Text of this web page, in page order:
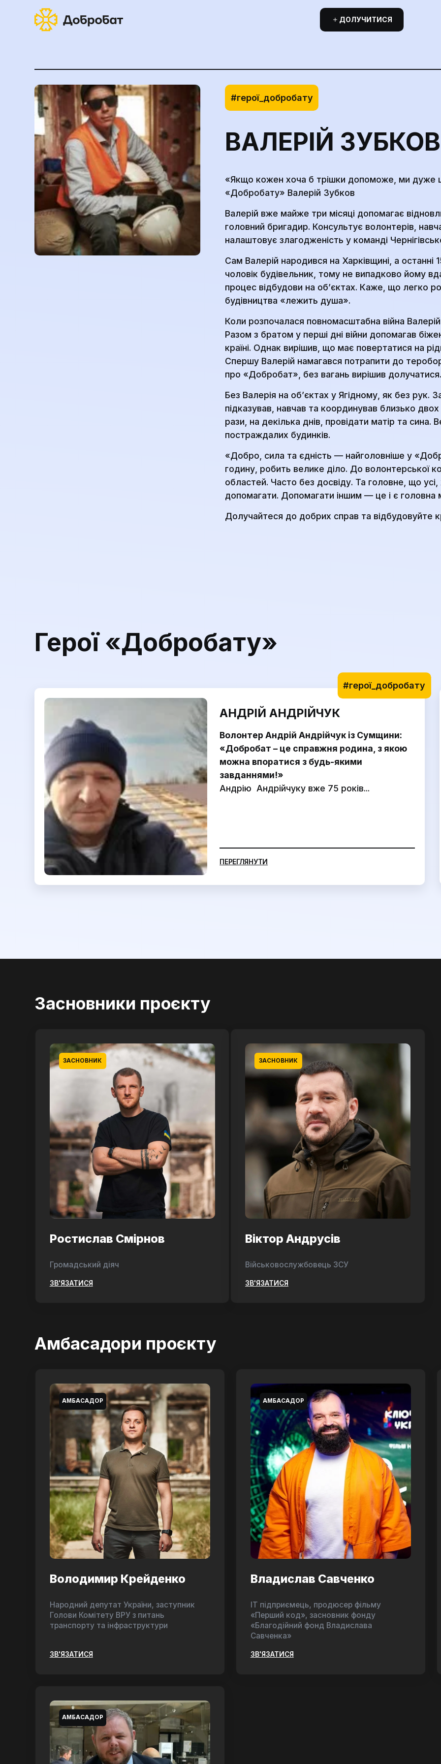
ДОЛУЧИТИСЯ
#герої_добробату
ВАЛЕРІЙ ЗУБКОВ
«Якщо кожен хоча б трішки допоможе, ми дуже
«Добробату» Валерій Зубков
Валерій вже майже три місяці допомагає
головний бригадир. Консультує волонтерів,
налаштовує злагодженість у команді
Сам Валерій народився на Харківщині, а
чоловік будівельник, тому не випадково йому
процес відбудови на об’єктах. Каже, що легко
будівництва «лежить душа».
Коли розпочалася повномасштабна війна
Разом з братом у перші дні війни допомагав
країні. Однак вирішив, що має повертатися на
Спершу Валерій намагався потрапити до
про «Добробат», без вагань вирішив
Без Валерія на об’єктах у Ягідному, як без рук.
підказував, навчав та координував близько
рази, на декілька днів, провідати матір та сина.
постраждалих будинків.
«Добро, сила та єдність — найголовніше у
годину, робить велике діло. До волонтерської
областей. Часто без досвіду. Та головне, що
допомагати. Допомагати іншим — це і є головна
Долучайтеся до добрих справ та відбудовуйте
Герої «Добробату»
АНДРІЙ АНДРІЙЧУК
Волонтер Андрій Андрійчук із Сумщини:
«Добробат – це справжня родина, з якою
можна впоратися з будь-якими
завданнями!»
Андрію Андрійчуку вже 75 років...
ПЕРЕГЛЯНУТИ
#герої_добробату
Засновники проєкту
ЗАСНОВНИК
Ростислав Смірнов
Громадський діяч
ЗВ'ЯЗАТИСЯ
ЗАСНОВНИК
Віктор Андрусів
Військовослужбовець ЗСУ
ЗВ'ЯЗАТИСЯ
Амбасадори проєкту
АМБАСАДОР
Володимир Крейденко
Народний депутат України, заступник
Голови Комітету ВРУ з питань
транспорту та інфраструктури
ЗВ'ЯЗАТИСЯ
АМБАСАДОР
Владислав Савченко
ІТ підприємець, продюсер фільму
«Перший код», засновник фонду
«Благодійний фонд Владислава
Савченка»
ЗВ'ЯЗАТИСЯ
АМБАСАДОР